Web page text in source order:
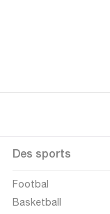
Des sports
Footbal
Basketball